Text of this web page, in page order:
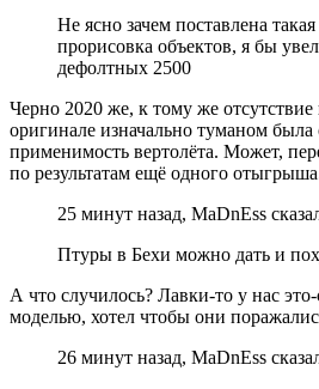
Не ясно зачем поставлена
прорисовка объектов, я бы
дефолтных 2500
Черно 2020 же, к тому же
оригинале изначально туманом была
применимость вертолёта. Может,
по результатам ещё одного
25 минут назад, MaDnEss
Птуры в Бехи можно дать и
А что случилось? Лавки-то у нас
моделью, хотел чтобы они
26 минут назад, MaDnEss